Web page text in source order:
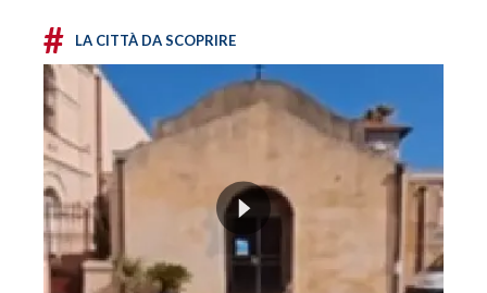
# LA CITTÀ DA SCOPRIRE